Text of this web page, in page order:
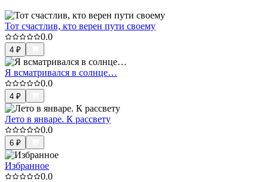
Тот счастлив, кто верен пути своему
0.0
4 ₽
Я всматривался в солнце…
0.0
4 ₽
Лето в январе. К рассвету
0.0
6 ₽
Избранное
0.0